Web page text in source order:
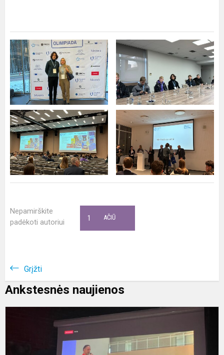
Nepamirškite
padėkoti autoriui
AČIŪ
1
Grįžti
Ankstesnės naujienos